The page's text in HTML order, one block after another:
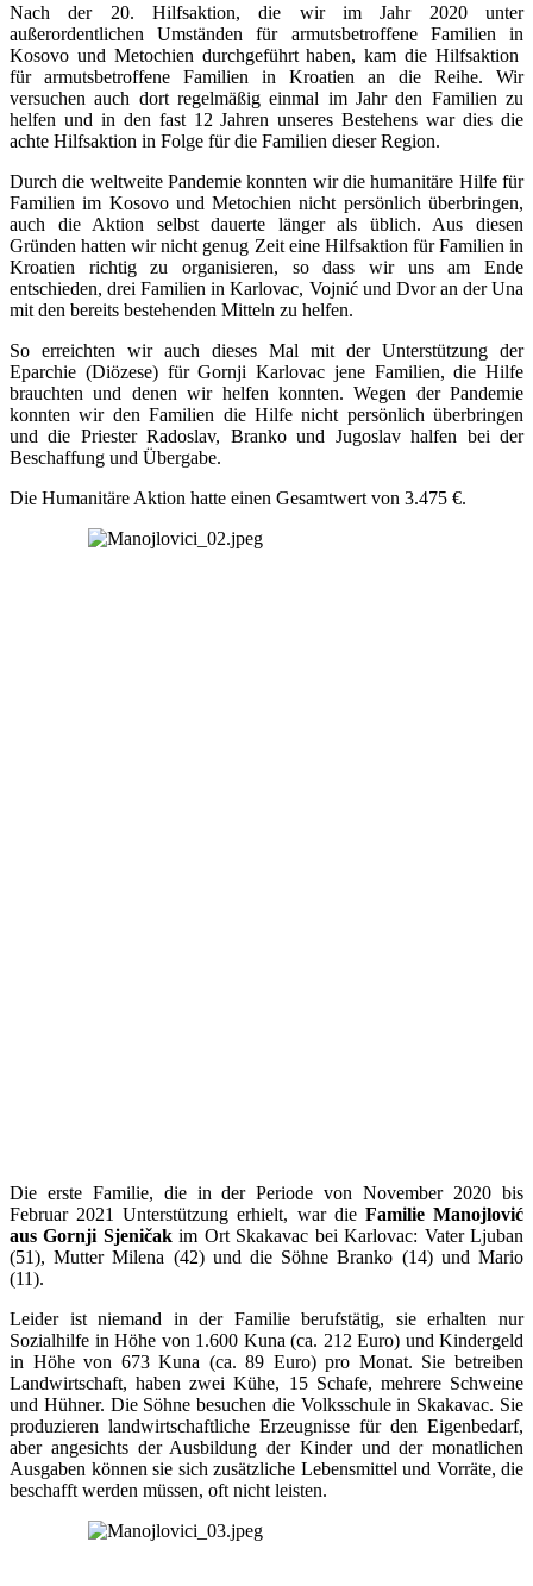
Nach der 20. Hilfsaktion, die wir im Jahr 2020 unter
außerordentlichen Umständen für armutsbetroffene Familien in
Kosovo und Metochien durchgeführt haben, kam die Hilfsaktion
für armutsbetroffene Familien in Kroatien an die Reihe. Wir
versuchen auch dort regelmäßig einmal im Jahr den Familien zu
helfen und in den fast 12 Jahren unseres Bestehens war dies die
achte Hilfsaktion in Folge für die Familien dieser Region.
Durch die weltweite Pandemie konnten wir die humanitäre Hilfe für
Familien im Kosovo und Metochien nicht persönlich überbringen,
auch die Aktion selbst dauerte länger als üblich. Aus diesen
Gründen hatten wir nicht genug Zeit eine Hilfsaktion für Familien in
Kroatien richtig zu organisieren, so dass wir uns am Ende
entschieden, drei Familien in Karlovac, Vojnić und Dvor an der Una
mit den bereits bestehenden Mitteln zu helfen.
So erreichten wir auch dieses Mal mit der Unterstützung der
Eparchie (Diözese) für Gornji Karlovac jene Familien, die Hilfe
brauchten und denen wir helfen konnten. Wegen der Pandemie
konnten wir den Familien die Hilfe nicht persönlich überbringen
und die Priester Radoslav, Branko und Jugoslav halfen bei der
Beschaffung und Übergabe.
Die Humanitäre Aktion hatte einen Gesamtwert von 3.475 €.
Die erste Familie, die in der Periode von November 2020 bis
Februar 2021 Unterstützung erhielt, war dieFamilie Manojlović
aus Gornji Sjeničakim Ort Skakavac bei Karlovac: Vater Ljuban
(51), Mutter Milena (42) und die Söhne Branko (14) und Mario
(11).
Leider ist niemand in der Familie berufstätig, sie erhalten nur
Sozialhilfe in Höhe von 1.600 Kuna (ca. 212 Euro) und Kindergeld
in Höhe von 673 Kuna (ca. 89 Euro) pro Monat. Sie betreiben
Landwirtschaft, haben zwei Kühe, 15 Schafe, mehrere Schweine
und Hühner. Die Söhne besuchen die Volksschule in Skakavac. Sie
produzieren landwirtschaftliche Erzeugnisse für den Eigenbedarf,
aber angesichts der Ausbildung der Kinder und der monatlichen
Ausgaben können sie sich zusätzliche Lebensmittel und Vorräte, die
beschafft werden müssen, oft nicht leisten.